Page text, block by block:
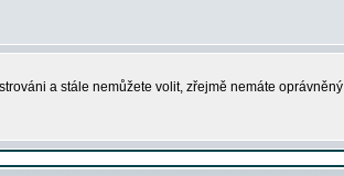
a stále nemůžete volit, zřejmě nemáte oprávněný